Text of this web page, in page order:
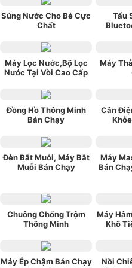
Súng Nước Cho Bé Cực
Chất
Tẩu
Máy Lọc Nước,Bộ Lọc
Nước Tại Vòi Cao Cấp
Máy
Đồng Hồ Thông Minh
Bán Chạy
Cân
Đèn Bắt Muỗi, Máy Bắt
Muỗi Bán Chạy
Máy
Bán
Chuông Chống Trộm
Thông Minh
Máy
Khô
Máy Ép Chậm Bán Chạy
Nồi